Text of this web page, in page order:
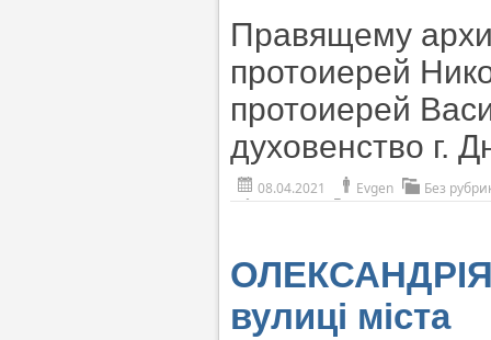
Правящему
протоиерей
протоиерей
духовенство г.
08.04.2021 Evgen Без
вулиці міста